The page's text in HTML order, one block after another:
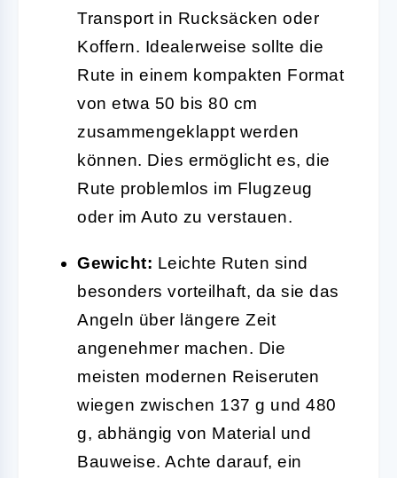
Transport in Rucksäcken oder
Koffern. Idealerweise sollte die
Rute in einem kompakten Format
von etwa 50 bis 80 cm
zusammengeklappt werden
können. Dies ermöglicht es, die
Rute problemlos im Flugzeug
oder im Auto zu verstauen.
Gewicht: Leichte Ruten sind
besonders vorteilhaft, da sie das
Angeln über längere Zeit
angenehmer machen. Die
meisten modernen Reiseruten
wiegen zwischen 137 g und 480
g, abhängig von Material und
Bauweise. Achte darauf, ein